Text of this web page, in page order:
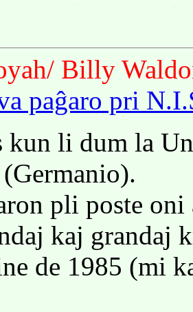
Billy
paĝaro pri
li dum la
pli poste
kaj grandaj
de 1985 (mi